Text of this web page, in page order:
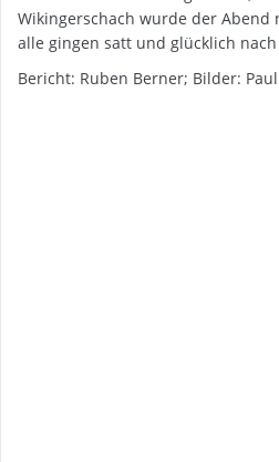
Wikingerschach wurde der Abend
alle gingen satt und glücklich nach
Bericht: Ruben Berner; Bilder: